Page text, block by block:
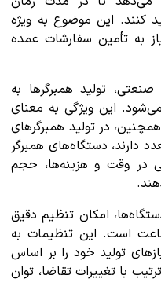
کنند. این موضوع به ویژه
به تأمین سفارشات عمده
تولید همبرگرها به
این ویژگی به معنای
در تولید همبرگرهای
دارند، دستگاه‌های همبرگر
در وقت و هزینه‌ها، حجم
امکان تنظیم دقیق
است. این تنظیمات به
تولید خود را بر اساس
با تغییرات تقاضا، توان